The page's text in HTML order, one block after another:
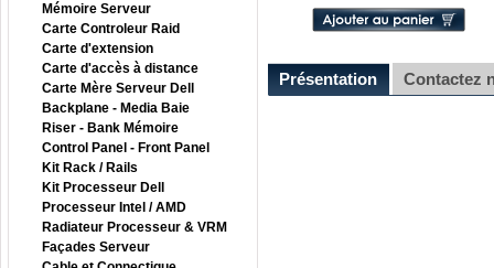
Mémoire Serveur
Carte Controleur Raid
Carte d'extension
Carte d'accès à distance
Carte Mère Serveur Dell
Backplane - Media Baie
Riser - Bank Mémoire
Control Panel - Front Panel
Kit Rack / Rails
Kit Processeur Dell
Processeur Intel / AMD
Radiateur Processeur & VRM
Façades Serveur
Présentation Contactez